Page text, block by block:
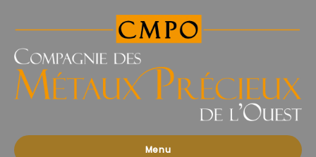
des
Précieux
l'Ouest
Menu